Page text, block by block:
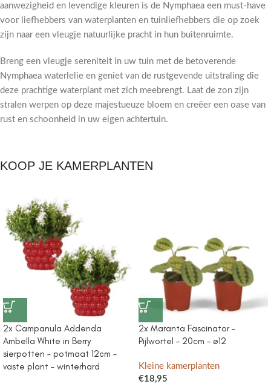
aanwezigheid en levendige kleuren is de Nymphaea een must-have
voor liefhebbers van waterplanten en tuinliefhebbers die op zoek
zijn naar een vleugje natuurlijke pracht in hun buitenruimte.
Breng een vleugje sereniteit in uw tuin met de betoverende
Nymphaea waterlelie en geniet van de rustgevende uitstraling die
deze prachtige waterplant met zich meebrengt. Laat de zon zijn
stralen werpen op deze majestueuze bloem en creëer een oase van
rust en schoonheid in uw eigen achtertuin.
KOOP JE KAMERPLANTEN
2x Campanula Addenda
Ambella White in Berry
sierpotten – potmaat 12cm –
vaste plant – winterhard
2x Maranta Fascinator –
Pijlwortel – 20cm – ø12
Kleine kamerplanten
€18,95